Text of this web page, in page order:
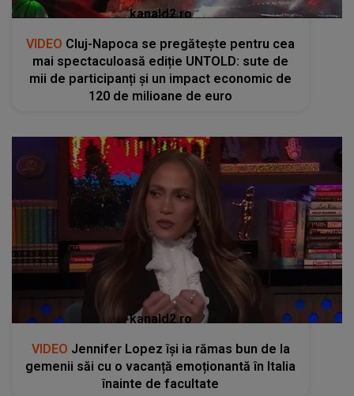
kanald2.ro
VIDEO Cluj-Napoca se pregătește pentru cea
mai spectaculoasă ediție UNTOLD: sute de
mii de participanți și un impact economic de
120 de milioane de euro
kanald2.ro
VIDEO Jennifer Lopez își ia rămas bun de la
gemenii săi cu o vacanță emoționantă în Italia
înainte de facultate